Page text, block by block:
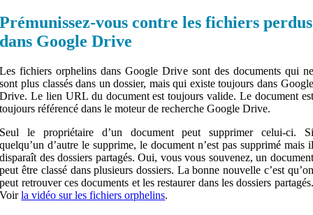
Prémunissez-vous contre les fichiers perdus
dans Google Drive
Les fichiers orphelins dans Google Drive sont des documents qui ne
sont plus classés dans un dossier, mais qui existe toujours dans Google
Drive. Le lien URL du document est toujours valide. Le document est
toujours référencé dans le moteur de recherche Google Drive.
Seul le propriétaire d’un document peut supprimer celui-ci. Si
quelqu’un d’autre le supprime, le document n’est pas supprimé mais il
disparaît des dossiers partagés. Oui, vous vous souvenez, un document
peut être classé dans plusieurs dossiers. La bonne nouvelle c’est qu’on
peut retrouver ces documents et les restaurer dans les dossiers partagés.
Voirla vidéo sur les fichiers orphelins.